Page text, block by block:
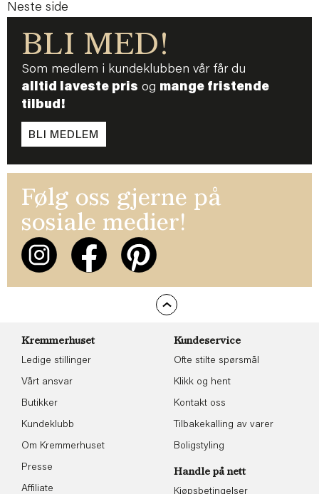
Neste side
BLI MED!
Som medlem i kundeklubben vår får du
alltid laveste pris og mange fristende
tilbud!
BLI MEDLEM
Følg oss gjerne på
sosiale medier!
Kremmerhuset
Ledige stillinger
Vårt ansvar
Butikker
Kundeklubb
Om Kremmerhuset
Presse
Affiliate
Kundeservice
Ofte stilte spørsmål
Klikk og hent
Kontakt oss
Tilbakekalling av varer
Boligstyling
Handle på nett